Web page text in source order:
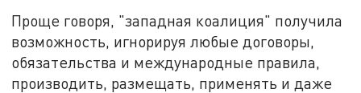
Проще говоря, "западная коалиция" получила
возможность, игнорируя любые договоры,
обязательства и международные правила,
производить, размещать, применять и даже